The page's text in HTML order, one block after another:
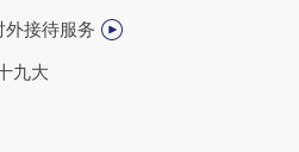
接待服务
九大